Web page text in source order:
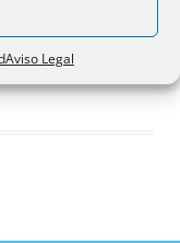
Aviso Legal